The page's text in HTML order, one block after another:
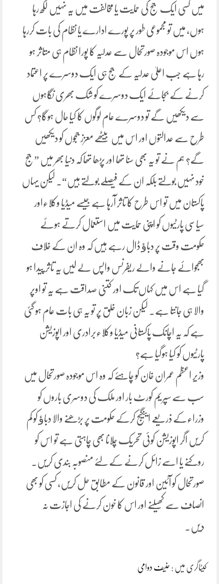
میں کسی ایک جج کی حمایت یا مخالفت میں یہ نہیں لکھ رہا
ہوں، میں تو مجموعی طور پر پورے ادارے یا نظام کی بات کررہا
ہوں اس موجودہ صورتحال سے عدلیہ کا پورا نظام ہی متاثر ہو
رہا ہے جب اعلیٰ عدلیہ کے جج ہی ایک دوسرے پر اعتماد
کرنے کے بجائے ایک دوسرے کو شک بھری نگاہوں
سے دیکھیں گے تو دوسرے عام لوگوں کا کیا حال ہوگا؟ کس
طرح سے عدالتوں اور اس میں بیٹھے معزز ججوں کو دیکھیں
گے؟ ہم نے تو یہ بھی سنا تھا اور پڑھا تھا کہ دنیا بھر میں ”جج
خود نہیں بولتے بلکہ ان کے فیصلے بولتے ہیں“۔ لیکن یہاں
پاکستان میں تو اس طرح کا تاثر آرہا ہے جیسے میڈیا وکلاءاور
سیاسی پارٹیوں کو اپنی حمایت میں استعمال کرتے ہوئے
حکومت وقت پر دباﺅ ڈال رہے ہیں کہ وہ ان کے خلاف
بھجوائے جانے والے ریفرنس واپس لے لیں یہ تاثر پیدا ہو
گیا ہے اس میں کہاں تک اور کتنی صداقت ہے یہ تو اوپر
والا ہی جانتا ہے۔ لیکن زبان خلق پر تو یہ ہی بات عام ہو گئی
ہے کہ یہ اچانک پاکستانی میڈیا وکلاءبرادری اور اپوزیشن
پارٹیوں کو کیا ہوگیا ہے؟
وزیر اعظم عمران خان کو چاہئے کہ وہ اس موجودہ صورتحال میں
سب سے سپریم کورٹ بار اور ملک کی دوسری باروں کو
وزراءکے ذریعے اینگیج کرکے حکومت پر بڑھنے والا دباﺅ کو کم
کریں اگر اپوزیشن کوئی تحریک چلانا بھی چاہتی ہے تو اس کو
روکنے یا اسے زائل کرنے کے لئے منصوبہ بندی کریں۔
صورتحال کو آئین اور قانون کے مطابق حل کریں، کسی کو بھی
انصاف سے کھیلنے اور اس کا خون کرنے کی اجازت نہ
دیں۔
کیٹاگری میں : حنیف دوامی